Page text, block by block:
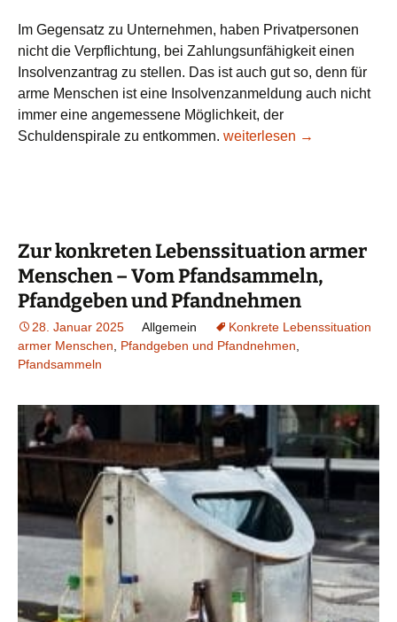
Im Gegensatz zu Unternehmen, haben Privatpersonen
nicht die Verpflichtung, bei Zahlungsunfähigkeit einen
Insolvenzantrag zu stellen. Das ist auch gut so, denn für
arme Menschen ist eine Insolvenzanmeldung auch nicht
immer eine angemessene Möglichkeit, der
Schuldenspirale zu entkommen. Zur konkreten
weiterlesen →
Zur konkreten Lebenssituation armer
Menschen – Vom Pfandsammeln,
Pfandgeben und Pfandnehmen
28. Januar 2025 Allgemein
Konkrete Lebenssituation
armer Menschen
Pfandgeben und Pfandnehmen
Pfandsammeln